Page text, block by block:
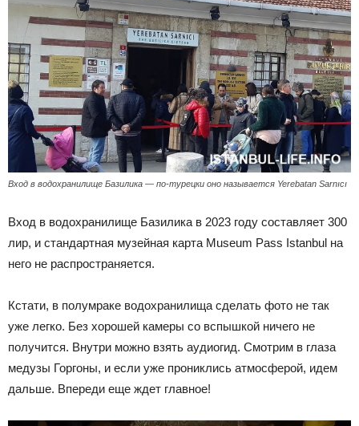
Вход в водохранилище Базилика — по-турецки оно называется Yerebatan Sarnıcı
Вход в водохранилище Базилика в 2023 году составляет 300
лир, и стандартная музейная карта Museum Pass Istanbul на
него не распространяется.
Кстати, в полумраке водохранилища сделать фото не так
уже легко. Без хорошей камеры со вспышкой ничего не
получится. Внутри можно взять аудиогид. Смотрим в глаза
медузы Горгоны, и если уже прониклись атмосферой, идем
дальше. Впереди еще ждет главное!